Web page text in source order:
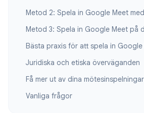
Metod 3: Spela in Google Meet på
Juridiska och etiska överväganden
Få mer ut av dina mötesinspelningar
Vanliga frågor